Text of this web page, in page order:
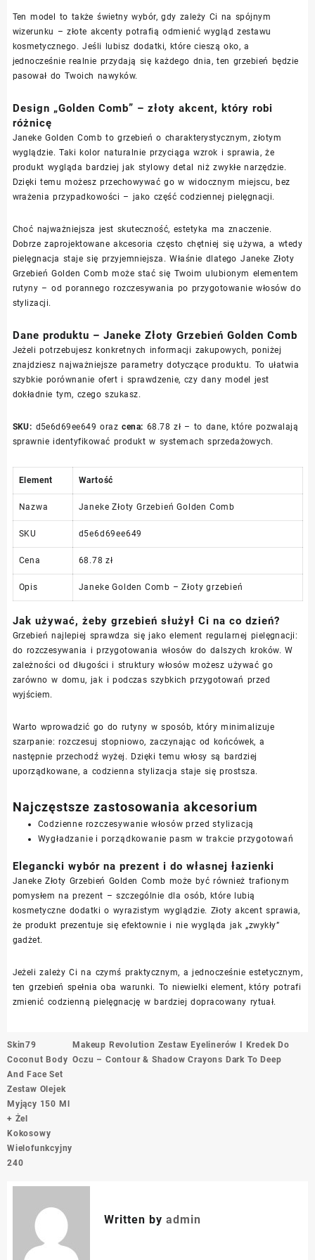
Ten model to także świetny wybór, gdy zależy Ci na spójnym
wizerunku – złote akcenty potrafią odmienić wygląd zestawu
kosmetycznego. Jeśli lubisz dodatki, które cieszą oko, a
jednocześnie realnie przydają się każdego dnia, ten grzebień będzie
pasował do Twoich nawyków.
Design „Golden Comb” – złoty akcent, który robi
różnicę
Janeke Golden Comb to grzebień o charakterystycznym, złotym
wyglądzie. Taki kolor naturalnie przyciąga wzrok i sprawia, że
produkt wygląda bardziej jak stylowy detal niż zwykłe narzędzie.
Dzięki temu możesz przechowywać go w widocznym miejscu, bez
wrażenia przypadkowości – jako część codziennej pielęgnacji.
Choć najważniejsza jest skuteczność, estetyka ma znaczenie.
Dobrze zaprojektowane akcesoria często chętniej się używa, a wtedy
pielęgnacja staje się przyjemniejsza. Właśnie dlatego Janeke Złoty
Grzebień Golden Comb może stać się Twoim ulubionym elementem
rutyny – od porannego rozczesywania po przygotowanie włosów do
stylizacji.
Dane produktu – Janeke Złoty Grzebień Golden Comb
Jeżeli potrzebujesz konkretnych informacji zakupowych, poniżej
znajdziesz najważniejsze parametry dotyczące produktu. To ułatwia
szybkie porównanie ofert i sprawdzenie, czy dany model jest
dokładnie tym, czego szukasz.
SKU: d5e6d69ee649 orazcena: 68.78 zł – to dane, które pozwalają
sprawnie identyfikować produkt w systemach sprzedażowych.
Element Wartość
Nazwa Janeke Złoty Grzebień Golden Comb
SKU d5e6d69ee649
Cena 68.78 zł
Opis Janeke Golden Comb – Złoty grzebień
Jak używać, żeby grzebień służył Ci na co dzień?
Grzebień najlepiej sprawdza się jako element regularnej pielęgnacji:
do rozczesywania i przygotowania włosów do dalszych kroków. W
zależności od długości i struktury włosów możesz używać go
zarówno w domu, jak i podczas szybkich przygotowań przed
wyjściem.
Warto wprowadzić go do rutyny w sposób, który minimalizuje
szarpanie: rozczesuj stopniowo, zaczynając od końcówek, a
następnie przechodź wyżej. Dzięki temu włosy są bardziej
uporządkowane, a codzienna stylizacja staje się prostsza.
Najczęstsze zastosowania akcesorium
Codzienne rozczesywanie włosów przed stylizacją
Wygładzanie i porządkowanie pasm w trakcie przygotowań
Elegancki wybór na prezent i do własnej łazienki
Janeke Złoty Grzebień Golden Comb może być również trafionym
pomysłem na prezent – szczególnie dla osób, które lubią
kosmetyczne dodatki o wyrazistym wyglądzie. Złoty akcent sprawia,
że produkt prezentuje się efektownie i nie wygląda jak „zwykły”
gadżet.
Jeżeli zależy Ci na czymś praktycznym, a jednocześnie estetycznym,
ten grzebień spełnia oba warunki. To niewielki element, który potrafi
zmienić codzienną pielęgnację w bardziej dopracowany rytuał.
Nawigacja
wpisu
Skin79
Coconut Body
And Face Set
Zestaw Olejek
Myjący 150 Ml
+ Żel
Kokosowy
Wielofunkcyjny
240
Makeup Revolution Zestaw Eyelinerów I Kredek Do
Oczu – Contour & Shadow Crayons Dark To Deep
Written by admin